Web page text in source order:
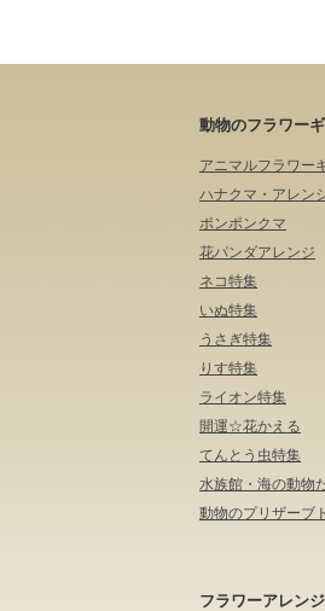
動物のフラワー
アニマルフラワー
ハナクマ・アレン
ポンポンクマ
花パンダアレンジ
ネコ特集
いぬ特集
うさぎ特集
りす特集
ライオン特集
開運☆花かえる
てんとう虫特集
水族館・海の動物
動物のプリザーブ
フラワーアレン